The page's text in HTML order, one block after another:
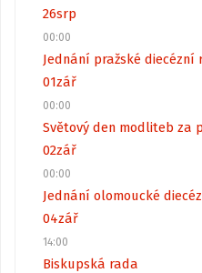
26srp
00:00
Jednání pražské diecézní
01zář
00:00
Světový den modliteb za
02zář
00:00
Jednání olomoucké
04zář
14:00
Biskupská rada